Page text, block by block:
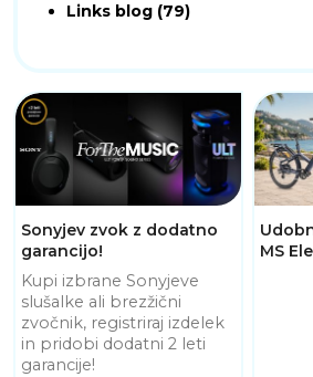
Links blog (79)
Sonyjev zvok z dodatno
garancijo!
Kupi izbrane Sonyjeve
slušalke ali brezžični
zvočnik, registriraj izdelek
in pridobi dodatni 2 leti
garancije!
MS